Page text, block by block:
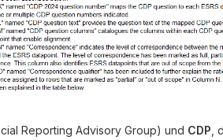
Reporting Advisory Group) und CDP,